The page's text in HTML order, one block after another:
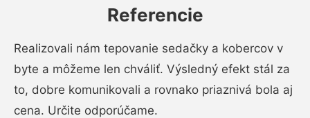
Referencie
Realizovali nám tepovanie sedačky a kobercov v
byte a môžeme len chváliť. Výsledný efekt stál za
to, dobre komunikovali a rovnako priaznivá bola aj
cena. Určite odporúčame.